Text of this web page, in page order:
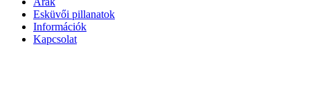
Esküvői pillanatok
Információk
Kapcsolat